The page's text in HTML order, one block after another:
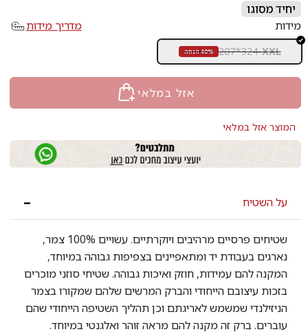
יחיד מסוגו
מידות
מדריך מידות
XXL
-
207*324 40% הנחה
אזל במלאי
המוצר אזל במלאי
על השטיח
שטיחים פרסיים מרהיבים ויוקרתיים. עשויים 100% צמר,
נארגים בעבודת יד ומתאפיינים בצפיפות גבוהה במיוחד,
המקנה להם עמידות, חוזק ואיכות גבוהה. שטיחי סוזני מוכרים
בזכות עיצובם הייחודי והברק המרשים שלהם שמקורו בצמר
הניזילנדי שמשמש לאריגתם וכן תהליך השטיפה הייחודי שהם
עוברים. ברק זה מקנה להם מראה זוהר ואלגנטי במיוחד.